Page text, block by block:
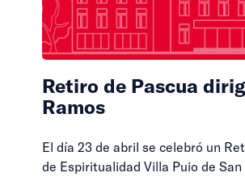
Retiro de Pascua
Ramos
El día 23 de abril se celebró un
de Espiritualidad Villa Puio de